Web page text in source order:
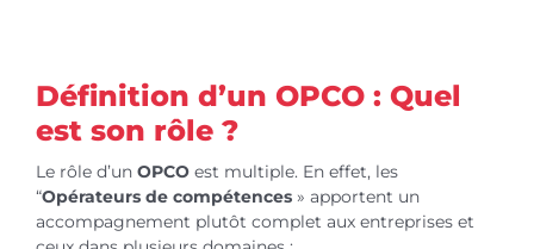
Définition d’un OPCO : Quel
est son rôle ?
Le rôle d’un OPCOest multiple. En effet, les
“Opérateurs de compétences» apportent un
accompagnement plutôt complet aux entreprises et